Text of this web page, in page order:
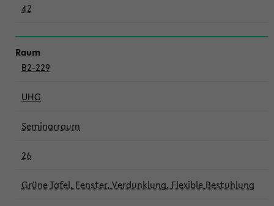
42
B2-229
UHG
Seminarraum
26
Grüne Tafel, Fenster, Verdunklung, Flexible Bestuhlung